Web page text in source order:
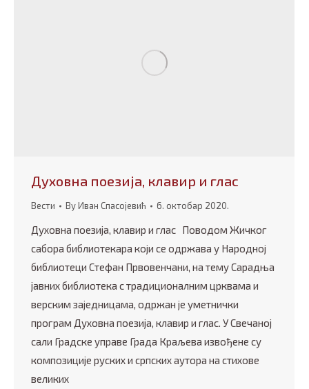
Духовна поезија, клавир и глас
Вести ByИван Спасојевић 6. октобар 2020.
Духовна поезија, клавир и глас Поводом Жичког
сабора библиотекара који се одржава у Народној
библиотеци Стефан Првовенчани, на тему Сарадња
јавних библиотека с традиционалним црквама и
верским заједницама, одржан је уметнички
програм Духовна поезија, клавир и глас. У Свечаној
сали Градске управе Града Краљева извођене су
композиције руских и српских аутора на стихове
великих